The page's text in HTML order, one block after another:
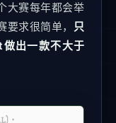
大赛每年都会举
求很简单，
只
出一款不大于